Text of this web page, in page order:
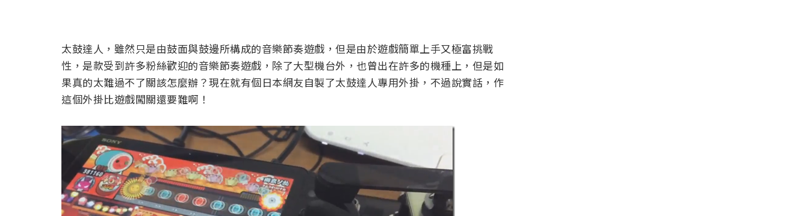
太鼓達人，雖然只是由鼓面與鼓邊所構成的音樂節奏遊戲，但是由於遊戲簡單上手又極富挑戰
性，是款受到許多粉絲歡迎的音樂節奏遊戲，除了大型機台外，也曾出在許多的機種上，但是如
果真的太難過不了關該怎麼辦？現在就有個日本網友自製了太鼓達人專用外掛，不過說實話，作
這個外掛比遊戲闖關還要難啊！